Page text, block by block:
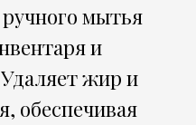
мытья
и
жир и
обеспечивая